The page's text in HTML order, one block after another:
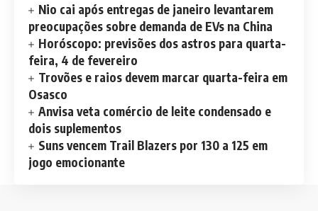
Nio cai após entregas de janeiro levantarem
preocupações sobre demanda de EVs na China
Horóscopo: previsões dos astros para quarta-
feira, 4 de fevereiro
Trovões e raios devem marcar quarta-feira em
Osasco
Anvisa veta comércio de leite condensado e
dois suplementos
Suns vencem Trail Blazers por 130 a 125 em
jogo emocionante